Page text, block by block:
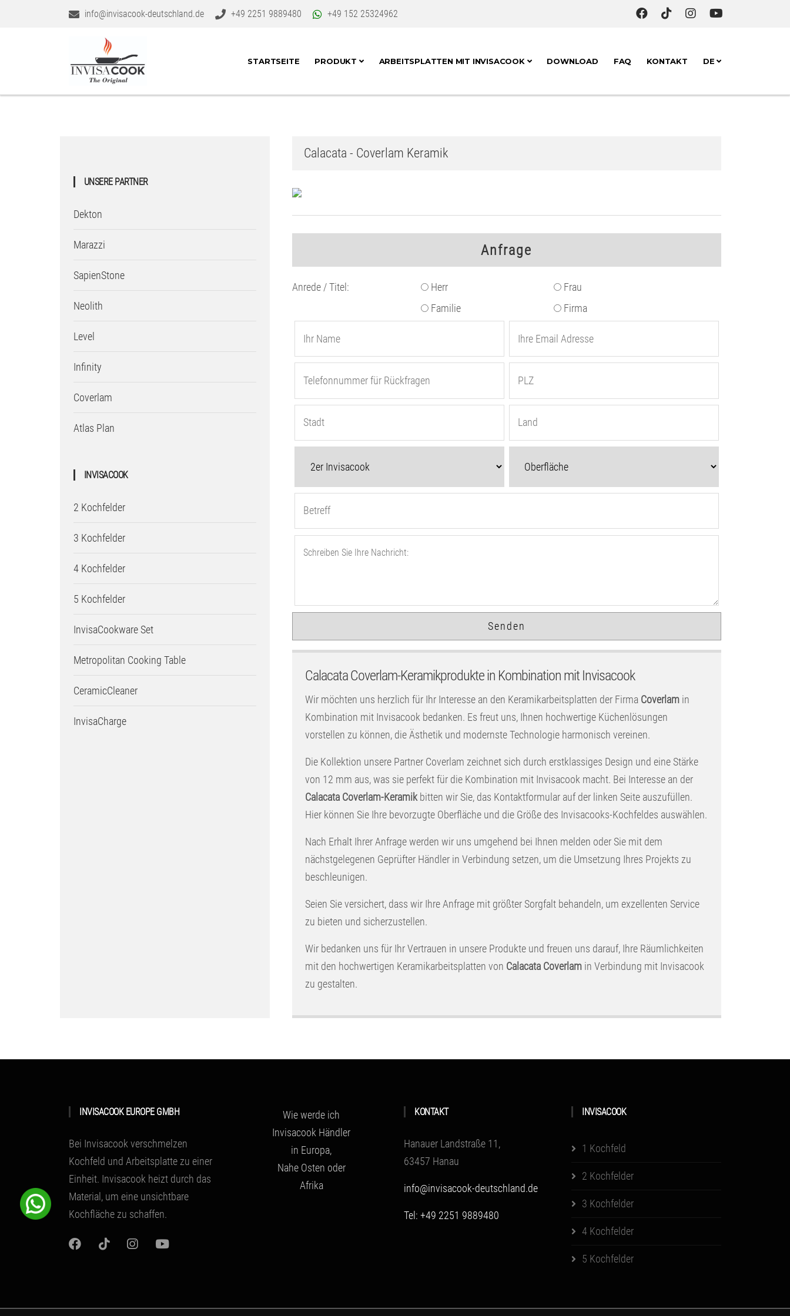
info@invisacook-deutschland.de +49 2251 9889480 +49 152 25324962
STARTSEITE PRODUKT ARBEITSPLATTEN MIT INVISACOOK DOWNLOAD FAQ KONTAKT DE
UNSERE PARTNER
Dekton
Marazzi
SapienStone
Neolith
Level
Infinity
Coverlam
Atlas Plan
INVISACOOK
2 Kochfelder
3 Kochfelder
4 Kochfelder
5 Kochfelder
InvisaCookware Set
Metropolitan Cooking Table
CeramicCleaner
InvisaCharge
Calacata - Coverlam Keramik
Anfrage
Anrede / Titel: Herr
Frau
Familie
Firma
Calacata Coverlam-Keramikprodukte in Kombination mit Invisacook
Wir möchten uns herzlich für Ihr Interesse an den Keramikarbeitsplatten der Firma Coverlamin
Kombination mit Invisacook bedanken. Es freut uns, Ihnen hochwertige Küchenlösungen
vorstellen zu können, die Ästhetik und modernste Technologie harmonisch vereinen.
Die Kollektion unsere Partner Coverlam zeichnet sich durch erstklassiges Design und eine Stärke
von 12 mm aus, was sie perfekt für die Kombination mit Invisacook macht. Bei Interesse an der
Calacata Coverlam-Keramikbitten wir Sie, das Kontaktformular auf der linken Seite auszufüllen.
Hier können Sie Ihre bevorzugte Oberfläche und die Größe des Invisacooks-Kochfeldes auswählen.
Nach Erhalt Ihrer Anfrage werden wir uns umgehend bei Ihnen melden oder Sie mit dem
nächstgelegenen Geprüfter Händler in Verbindung setzen, um die Umsetzung Ihres Projekts zu
beschleunigen.
Seien Sie versichert, dass wir Ihre Anfrage mit größter Sorgfalt behandeln, um exzellenten Service
zu bieten und sicherzustellen.
Wir bedanken uns für Ihr Vertrauen in unsere Produkte und freuen uns darauf, Ihre Räumlichkeiten
mit den hochwertigen Keramikarbeitsplatten von Calacata Coverlamin Verbindung mit Invisacook
zu gestalten.
INVISACOOK EUROPE GMBH
Bei Invisacook verschmelzen
Kochfeld und Arbeitsplatte zu einer
Einheit. Invisacook heizt durch das
Material , um eine unsichtbare
Kochfläche zu schaffen.
Wie werde ich
Invisacook Händler
in Europa,
Nahe Osten oder
Afrika
KONTAKT
Hanauer Landstraße 11,
63457 Hanau
info@invisacook-deutschland.de
Tel: +49 2251 9889480
INVISACOOK
1 Kochfeld
2 Kochfelder
3 Kochfelder
4 Kochfelder
5 Kochfelder